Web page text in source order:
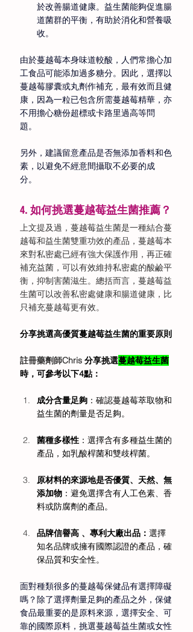
於改善腸道健康。益生菌能夠促進腸
道菌群的平衡，有助於消化和營養吸
收。
由於蔓越莓本身味道較酸，人們常擔心加
工食品可能添加過多糖分。因此，選擇以
蔓越莓膠囊或丸劑作補充，最有效而且健
康，因為一粒已包含所需蔓越莓精華，亦
不用擔心糖份超標或卡路里過高等問
題。
另外，建議留意產品是否無添加香料和色
素，以避免不經意間攝取不必要的成
分。
4. 如何挑選蔓越莓益生菌推薦？
上文提及過，蔓越莓益生菌是一種結合蔓
越莓和益生菌雙重功效的產品，蔓越莓本
來對私密處已經有強大保護作用，再正確
補充益菌，可以有效維持私密處的酸鹼平
衡，抑制害菌滋生。總括而言，蔓越莓益
生菌可以改善私密處健康和腸道健康，比
只補充蔓越莓更有效。
分享挑選高優質蔓越莓益生菌的重要原則
註冊藥劑師Chris 分享挑選蔓越莓益生菌
時，可參考以下4點：
成分含量足夠 ：確認蔓越莓萃取物和
益生菌的劑量是否足夠。
菌種多樣性 ：選擇含有多種益生菌的
產品，如乳酸桿菌和雙歧桿菌。
原材料的來源地是否優質、天然、無
添加物 ：避免選擇含有人工色素、香
料或防腐劑的產品。
品牌信譽高 、專利大廠出品： 選擇
知名品牌或擁有國際認證的產品，確
保品質和安全性。
面對種類很多的蔓越莓保健品有選擇障礙
嗎？除了選擇劑量足夠的產品之外，保健
食品最重要的是原料來源，選擇安全、可
靠的國際原料，挑選蔓越莓益生菌或女性